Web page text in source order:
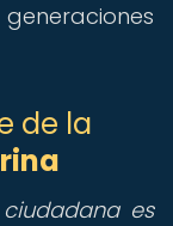
de la
es